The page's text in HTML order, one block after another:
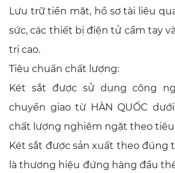
Lưu trữ tiền mặt, hồ sơ tài liệu
sức, các thiết bị điện tử cầm tay
trị cao.
Tiêu chuẩn chất lượng:
Két sắt được sử dụng công
chuyển giao từ HÀN QUỐC
chất lượng nghiêm ngặt theo tiêu
Két sắt được sản xuất theo đúng
là thương hiệu đứng hàng đầu